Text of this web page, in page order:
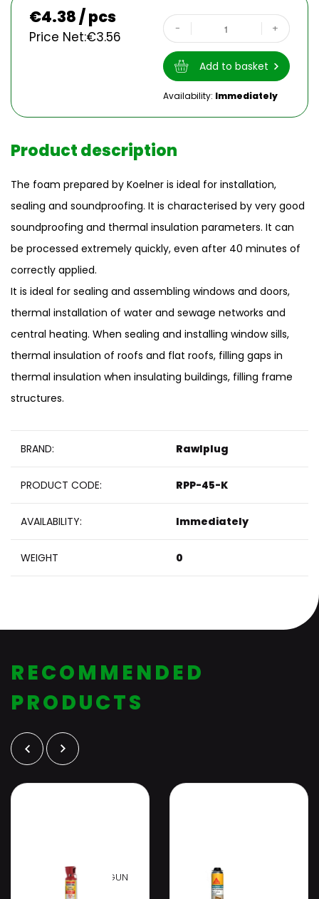
Price Net:€3.56
€4.38 / pcs
+
-
Add to basket
Availability: Immediately
Product description
The foam prepared by Koelner is ideal for installation,
sealing and soundproofing. It is characterised by very good
soundproofing and thermal insulation parameters. It can
be processed extremely quickly, even after 40 minutes of
correctly applied.
It is ideal for sealing and assembling windows and doors,
thermal installation of water and sewage networks and
central heating. When sealing and installing window sills,
thermal insulation of roofs and flat roofs, filling gaps in
thermal insulation when insulating buildings, filling frame
structures.
BRAND: Rawlplug
PRODUCT CODE: RPP-45-K
AVAILABILITY: Immediately
WEIGHT 0
RECOMMENDED
PRODUCTS
SOUDAL GENIUS GUN
FOAM 770ml